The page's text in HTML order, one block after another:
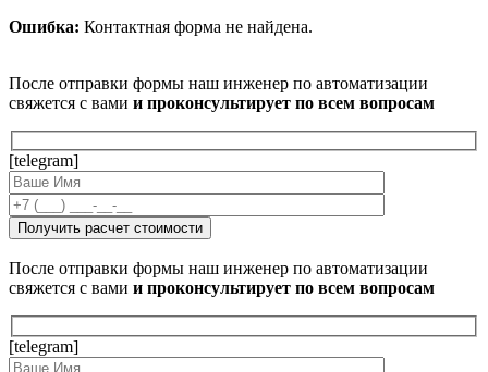
Ошибка: Контактная форма не найдена.
После отправки формы наш инженер по автоматизации
свяжется с вами и проконсультирует по всем вопросам
[telegram]
После отправки формы наш инженер по автоматизации
свяжется с вами и проконсультирует по всем вопросам
[telegram]